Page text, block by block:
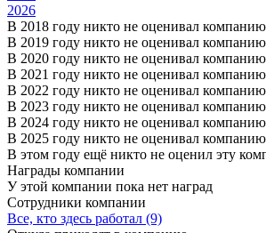
2026
В 2018 году никто не оценивал
В 2019 году никто не оценивал
В 2020 году никто не оценивал
В 2021 году никто не оценивал
В 2022 году никто не оценивал
В 2023 году никто не оценивал
В 2024 году никто не оценивал
В 2025 году никто не оценивал
В этом году ещё никто не оценил эту
Награды компании
У этой компании пока нет наград
Сотрудники компании
Все, кто здесь работал (9)